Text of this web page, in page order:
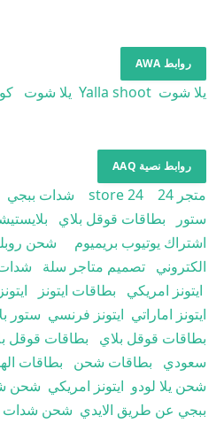
روابط AWA
يلا شوت Yalla shoot يلا شوت
روابط نصية AAQ
متجر 24 store 24 شدات ببجي
ستور
بطاقات قوقل بلاي
اشتراك يوتيوب بريميوم
شحن
الكتروني تصميم متاجر سلة
ايتونز امريكي
بطاقات ايتونز
ايتونز اماراتي ايتونز فرنسي ستور
بطاقات قوقل بلاي
بطاقات قوقل
سعودي
بطاقات شحن بطاقات
شحن يلا لودو ايتونز امريكي شحن
ببجي عن طريق الايدي شحن شدات